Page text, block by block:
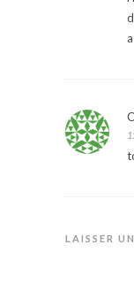
LAISSER